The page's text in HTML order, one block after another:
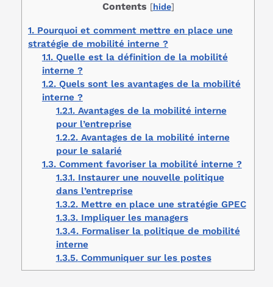
Contents [hide]
1. Pourquoi et comment mettre en place une
stratégie de mobilité interne ?
1.1.Quelle est la définition de la mobilité
interne ?
1.2.Quels sont les avantages de la mobilité
interne ?
1.2.1.Avantages de la mobilité interne
pour l’entreprise
1.2.2.Avantages de la mobilité interne
pour le salarié
1.3.Comment favoriser la mobilité interne ?
1.3.1.Instaurer une nouvelle politique
dans l’entreprise
1.3.2.Mettre en place une stratégie GPEC
1.3.3.Impliquer les managers
1.3.4.Formaliser la politique de mobilité
interne
1.3.5.Communiquer sur les postes